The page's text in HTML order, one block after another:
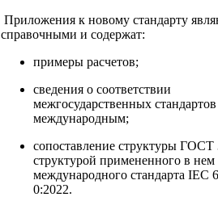
Приложения к новому стандарту
справочными и содержат:
примеры расчетов;
сведения о соответствии
межгосударственных стандартов
международным;
сопоставление структуры ГОСТ
структурой примененного в нем
международного стандарта IEC
0:2022.